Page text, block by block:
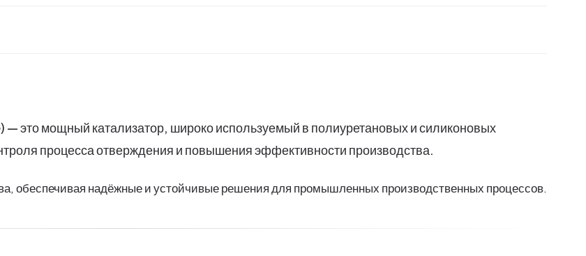
это мощный катализатор, широко используемый в полиуретановых и силиконовых
процесса отверждения и повышения эффективности производства.
обеспечивая надёжные и устойчивые решения для промышленных производственных процессов.